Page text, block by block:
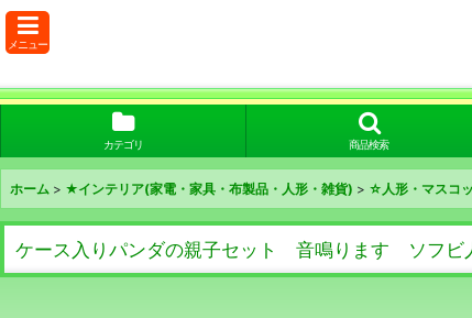
メニュー
カテゴリ 商品検索
ホーム > ★インテリア(家電・家具・布製品・人形・雑貨) > ☆人形・マスコ
ケース入りパンダの親子セット 音鳴ります ソフビ